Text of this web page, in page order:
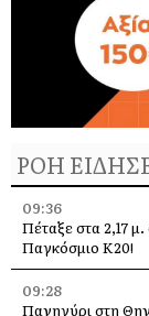
ΡΟΗ
09:36
Πέταξε στα 2,17
Παγκόσμιο Κ20!
09:28
Πανηγύρι στη